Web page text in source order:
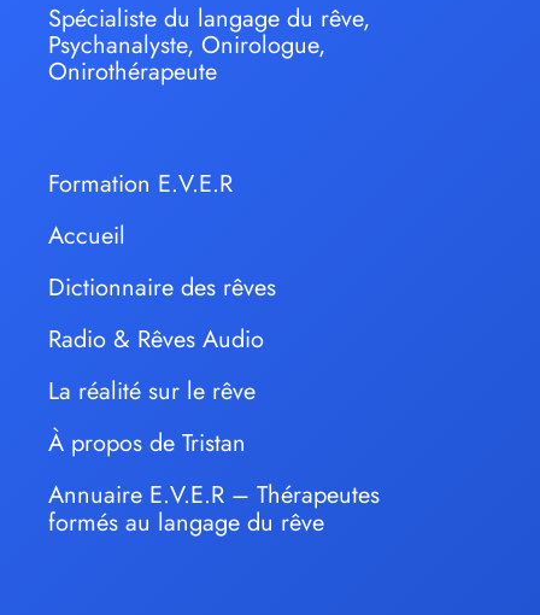
Spécialiste du langage du rêve,
Psychanalyste, Onirologue,
Onirothérapeute
Formation E.V.E.R
Accueil
Dictionnaire des rêves
Radio & Rêves Audio
La réalité sur le rêve
À propos de Tristan
Annuaire E.V.E.R – Thérapeutes
formés au langage du rêve